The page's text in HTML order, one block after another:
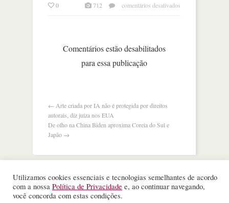
0 712 comentários desativados
Comentários estão desabilitados
para essa publicação
← Arte criada por IA não é protegida por direitos
autorais, diz juíza nos EUA
De olho na China Biden aproxima Coreia do Sul e
Japão →
©Nota Alta ESPM. Todos os direitos reservados.
Utilizamos cookies essenciais e tecnologias semelhantes de acordo
com a nossa Política de Privacidade e, ao continuar navegando,
você concorda com estas condições.